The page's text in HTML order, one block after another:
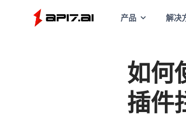
API7
产品 解决
如何
插件